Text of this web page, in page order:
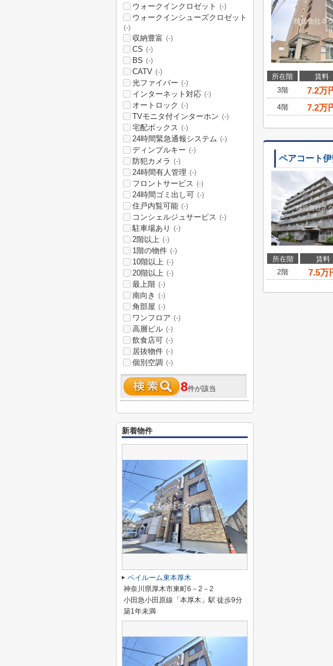
所在階 賃料
3階
7.2万
4階
7.2万
ペアコート
所在階 賃料
2階
7.5万
ウォークインクロゼット (-)
ウォークインシューズクロゼット
(-)
収納豊富 (-)
CS (-)
BS (-)
CATV (-)
光ファイバー (-)
インターネット対応 (-)
オートロック (-)
TVモニタ付インターホン (-)
宅配ボックス (-)
24時間緊急通報システム (-)
ディンプルキー (-)
防犯カメラ (-)
24時間有人管理 (-)
フロントサービス (-)
24時間ゴミ出し可 (-)
住戸内覧可能 (-)
コンシェルジュサービス (-)
駐車場あり (-)
2階以上 (-)
1階の物件 (-)
10階以上 (-)
20階以上 (-)
最上階 (-)
南向き (-)
角部屋 (-)
ワンフロア (-)
高層ビル (-)
飲食店可 (-)
居抜物件 (-)
個別空調 (-)
8件が該当
新着物件
ベイルーム東本厚木
神奈川県厚木市東町6－2－2
小田急小田原線「本厚木」駅 徒歩9分
築1年未満